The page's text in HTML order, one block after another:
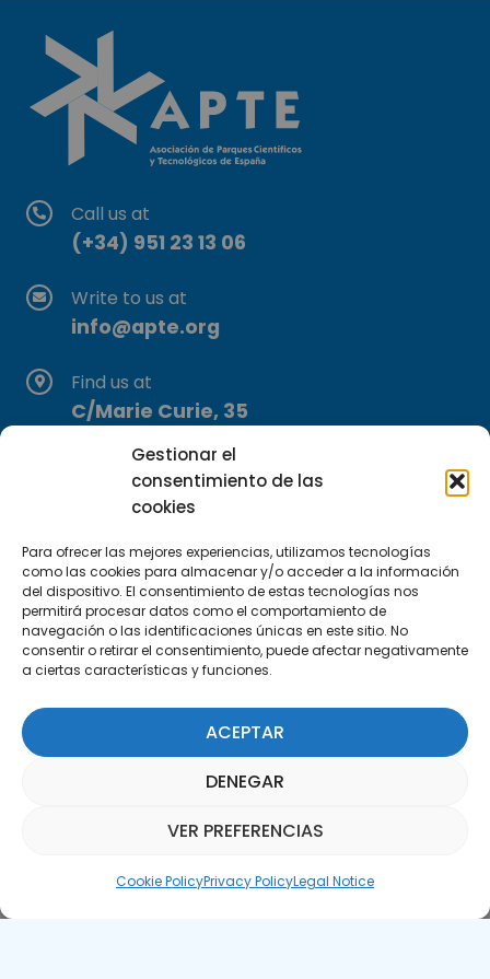
Gestionar el
consentimiento de las
cookies
Para ofrecer las mejores experiencias, utilizamos tecnologías
como las cookies para almacenar y/o acceder a la información
del dispositivo. El consentimiento de estas tecnologías nos
permitirá procesar datos como el comportamiento de
navegación o las identificaciones únicas en este sitio. No
consentir o retirar el consentimiento, puede afectar negativamente
a ciertas características y funciones.
ACEPTAR
DENEGAR
VER PREFERENCIAS
Cookie PolicyPrivacy PolicyLegal Notice
Call us at
(+34) 951 23 13 06
Write to us at
info@apte.org
Find us at
C/Marie Curie, 35
29590 Campanillas, Málaga
Subscribe to our Newsletter
SUBSCRIBE HERE